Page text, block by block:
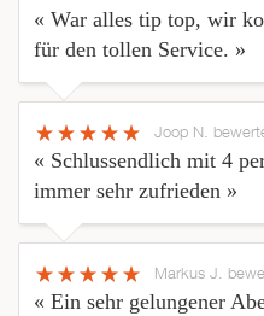
« War alles tip top, wir
für den tollen Service. »
Joop N.
« Schlussendlich mit 4
immer sehr zufrieden »
Markus J.
« Ein sehr gelungener